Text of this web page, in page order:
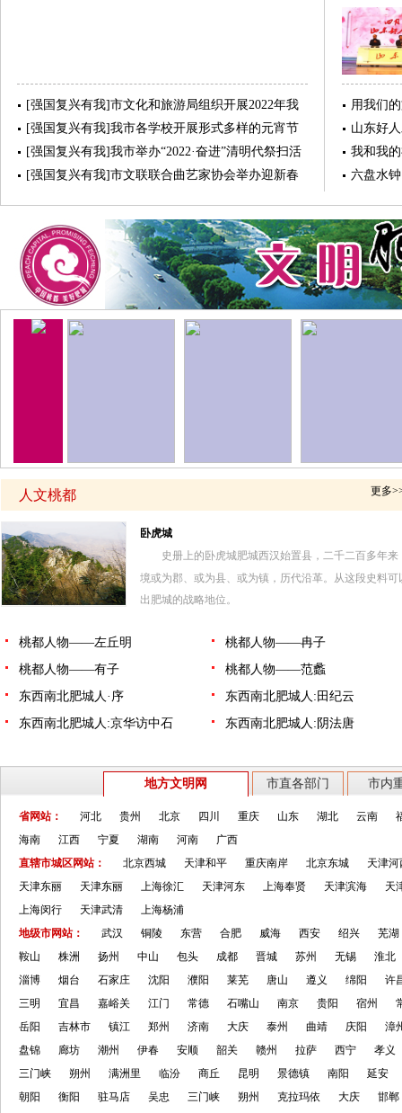
土、浸润民心，以数字技术为翼焕活
乡土文化，用刚柔并济的治理筑牢根
基，锚定物质与精神富足双提升，激
[强国复兴有我]市文化和旅游局组织开展2022年我
们的节日·端午节“粽香伴书香 浓浓端午情”阅读体
[强国复兴有我]我市各学校开展形式多样的元宵节
系列主题活动
[强国复兴有我]我市举办“2022·奋进”清明代祭扫活
动
[强国复兴有我]市文联联合曲艺家协会举办迎新春
用我们
山东好
我和我
六盘水
人文桃都 更多
卧虎城
史册上的卧虎城肥城西汉始置县，二千二百多年来
境或为郡、或为县、或为镇，历代沿革。从这段史料可
出肥城的战略地位。
桃都人物——左丘明
桃都人物——冉子
桃都人物——有子
桃都人物——范蠡
东西南北肥城人·序
东西南北肥城人:田纪云
东西南北肥城人:京华访中石
东西南北肥城人:阴法唐
地方文明网 市直各部门 市内
省网站： 河北 贵州 北京 四川 重庆 山东 湖北 云南
海南
江西 宁夏 湖南 河南
广西
直辖市城区网站：
北京西城 天津和平 重庆南岸 北京东城
天津河
天津东丽
天津东丽 上海徐汇 天津河东 上海奉贤 天津滨海
天
上海闵行
天津武清
上海杨浦
地级市网站：
武汉 铜陵 东营 合肥 威海 西安 绍兴
芜湖
鞍山
株洲 扬州 中山 包头 成都 晋城 苏州 无锡
淮北
淄博
烟台 石家庄 沈阳 濮阳 莱芜 唐山 遵义 绵阳
许
三明
宜昌 嘉峪关 江门 常德 石嘴山 南京 贵阳 宿州
岳阳
吉林市 镇江 郑州 济南 大庆 泰州 曲靖 庆阳
漳
盘锦
廊坊 潮州 伊春 安顺 韶关 赣州 拉萨 西宁
孝义
三门峡
朔州 满洲里 临汾 商丘 昆明 景德镇 南阳
延安
朝阳
衡阳 驻马店 吴忠 三门峡 朔州 克拉玛依 大庆
邯郸